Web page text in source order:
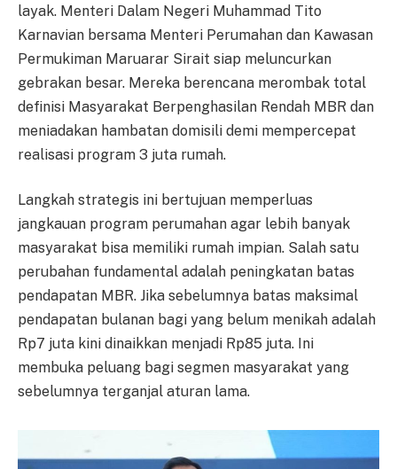
layak. Menteri Dalam Negeri Muhammad Tito
Karnavian bersama Menteri Perumahan dan Kawasan
Permukiman Maruarar Sirait siap meluncurkan
gebrakan besar. Mereka berencana merombak total
definisi Masyarakat Berpenghasilan Rendah MBR dan
meniadakan hambatan domisili demi mempercepat
realisasi program 3 juta rumah.
Langkah strategis ini bertujuan memperluas
jangkauan program perumahan agar lebih banyak
masyarakat bisa memiliki rumah impian. Salah satu
perubahan fundamental adalah peningkatan batas
pendapatan MBR. Jika sebelumnya batas maksimal
pendapatan bulanan bagi yang belum menikah adalah
Rp7 juta kini dinaikkan menjadi Rp85 juta. Ini
membuka peluang bagi segmen masyarakat yang
sebelumnya terganjal aturan lama.